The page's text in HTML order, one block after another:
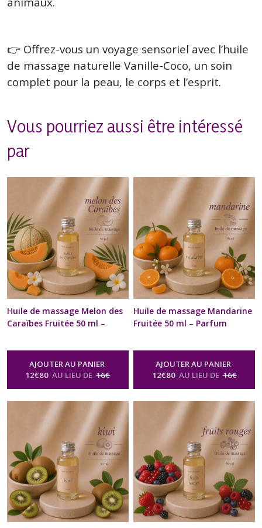
👉 Offrez-vous un voyage sensoriel avec l’huile
de massage naturelle Vanille-Coco, un soin
complet pour la peau, le corps et l’esprit.
Vous pourriez aussi être intéressé
par
Huile de massage Melon des
Caraïbes Fruitée 50 ml –
& couple | Relaxation,
aromathérapie, corporelle,
Anniversaire Mariage Noël
Fête des Mères
Huile De
Massage Corporelle Fruitée
Naturelle & Sensuelle
AJOUTER AU PANIER
12€80 AU LIEU DE 16€
Huile de massage Mandarine
Fruitée 50 ml – Parfum
Relaxation, aromathérapie,
corporelle, détente, bien-être
Fête des Mères
Huile De
Massage Corporelle Fruitée
Naturelle & Sensuelle
AJOUTER AU PANIER
12€80 AU LIEU DE 16€